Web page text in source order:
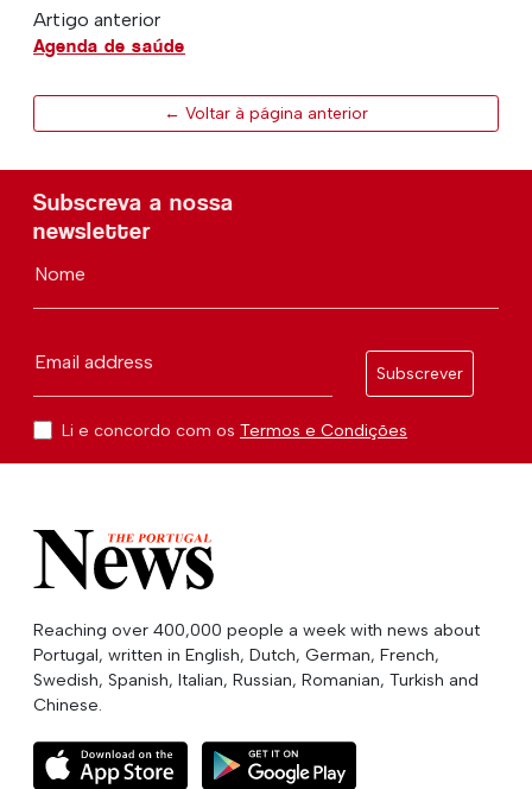
Artigo anterior
Agenda de saúde
← Voltar à página anterior
Subscreva a nossa
newsletter
Nome
Email address
Subscrever
Li e concordo com os Termos e Condições
Reaching over 400,000 people a week with news about
Portugal, written in English, Dutch, German, French,
Swedish, Spanish, Italian, Russian, Romanian, Turkish and
Chinese.